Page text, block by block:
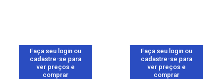
Faça seu login ou
cadastre-se para
ver preços e
comprar
Faça seu login ou
cadastre-se para
ver preços e
comprar